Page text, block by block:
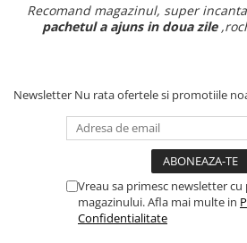
Recomand magazinul, super
pachetul a ajuns in doua zile
Newsletter Nu rata ofertele si promotiile
Vreau sa primesc newsletter
magazinului. Afla mai multe in
Confidentialitate